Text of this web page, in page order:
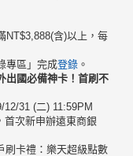
NT$3,888(含)以上，每
專區」完成登錄 。
出國必備神卡！首刷不
31 (二) 11:59PM
首次新申辦遠東商銀
刷卡禮：樂天超級點數